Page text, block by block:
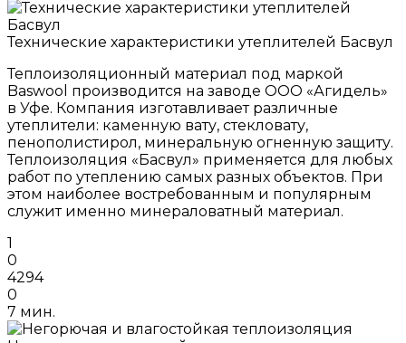
Технические характеристики утеплителей Басвул
Теплоизоляционный материал под маркой
Baswool производится на заводе ООО «Агидель»
в Уфе. Компания изготавливает различные
утеплители: каменную вату, стекловату,
пенополистирол, минеральную огненную защиту.
Теплоизоляция «Басвул» применяется для любых
работ по утеплению самых разных объектов. При
этом наиболее востребованным и популярным
служит именно минераловатный материал.
1
0
4294
0
7 мин.